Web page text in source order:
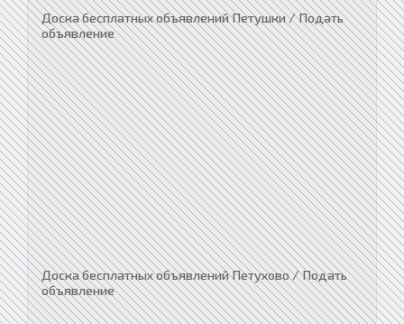
Доска бесплатных объявлений Петушки / Подать
объявление
Доска бесплатных объявлений Петухово / Подать
объявление